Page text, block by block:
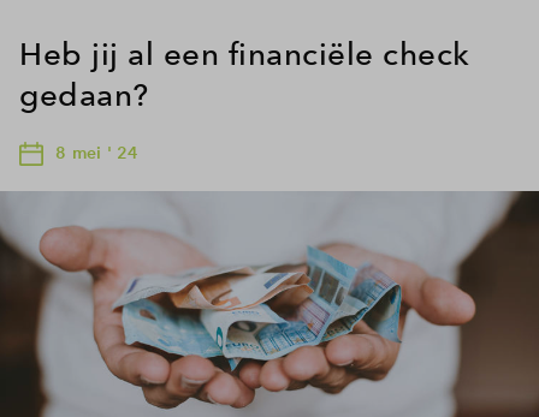
Heb jij al een financiële check
gedaan?
8 mei ' 24